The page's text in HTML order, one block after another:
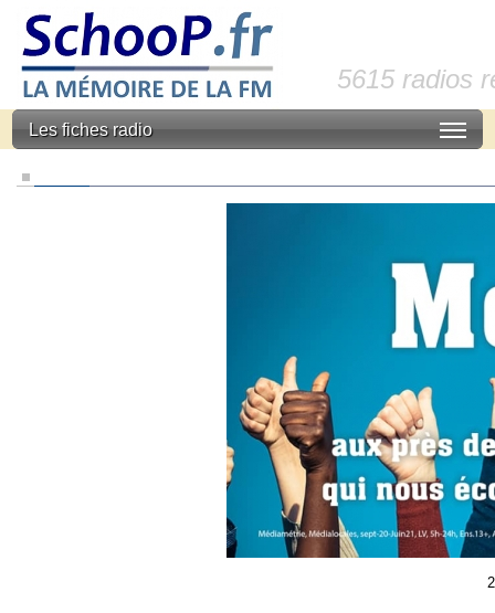
5615 radios
Les fiches radio